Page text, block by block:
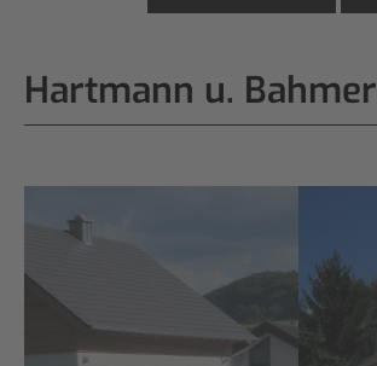
Hartmann u. Bahmer